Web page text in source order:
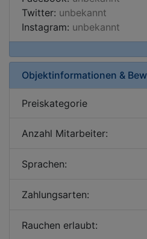
Twitter: unbekannt
Instagram: unbekannt
Objektinformationen &
Preiskategorie
Anzahl Mitarbeiter:
Sprachen:
Zahlungsarten:
Rauchen erlaubt: